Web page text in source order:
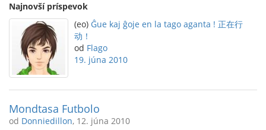
Najnovší príspevok
(eo) Ĝue kaj ĝoje en la tago aganta ! 正在行
动！
od Flago
19. júna 2010
Mondtasa Futbolo
od Donniedillon, 12. júna 2010